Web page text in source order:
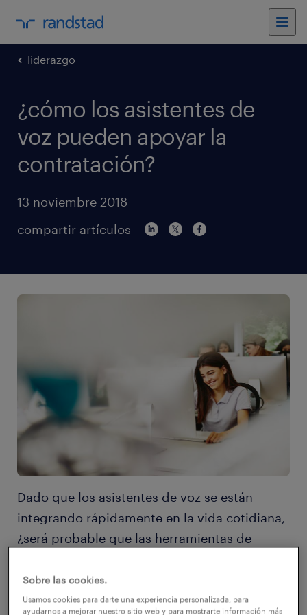
liderazgo
¿cómo los asistentes de
voz pueden apoyar la
contratación?
13 noviembre 2018
compartir artículos
Dado que los asistentes de voz se están
integrando rápidamente en la vida cotidiana,
¿será probable que las herramientas de
procesos tradicionales de Recursos
Humanos?
Sobre las cookies.
Usamos cookies para darte una experiencia personalizada, para
ayudarnos a mejorar nuestro sitio web y para mostrarte información más